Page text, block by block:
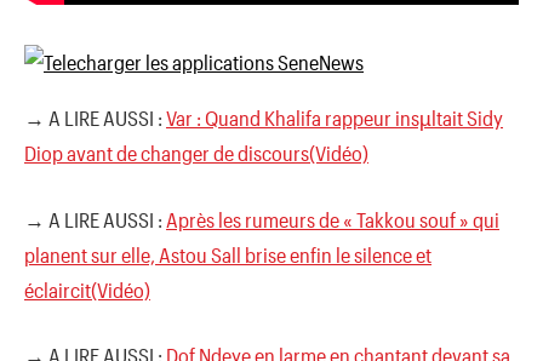
→ A LIRE AUSSI : Var : Quand Khalifa rappeur insµltait Sidy
Diop avant de changer de discours(Vidéo)
→ A LIRE AUSSI : Après les rumeurs de « Takkou souf » qui
planent sur elle, Astou Sall brise enfin le silence et
éclaircit(Vidéo)
→ A LIRE AUSSI : Dof Ndeye en larme en chantant devant sa